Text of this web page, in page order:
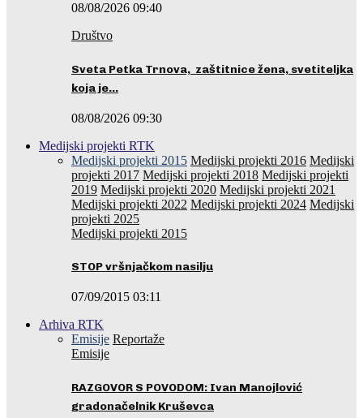
08/08/2026 09:40
Društvo
Sveta Petka Trnova, zaštitnice žena, svetiteljka
koja je…
08/08/2026 09:30
Medijski projekti RTK
Medijski projekti 2015 Medijski projekti 2016 Medijski
projekti 2017 Medijski projekti 2018 Medijski projekti
2019 Medijski projekti 2020 Medijski projekti 2021
Medijski projekti 2022 Medijski projekti 2024 Medijski
projekti 2025
Medijski projekti 2015
STOP vršnjačkom nasilju
07/09/2015 03:11
Arhiva RTK
Emisije Reportaže
Emisije
RAZGOVOR S POVODOM: Ivan Manojlović
gradonačelnik Kruševca